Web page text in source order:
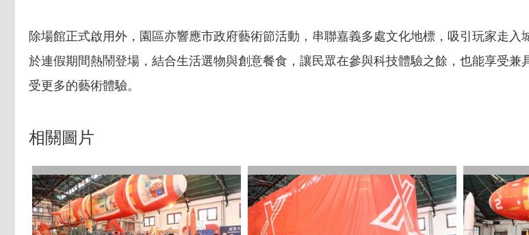
除場館正式啟用外，園區亦響應市政府藝術節活動，串聯嘉義多處文化地標，吸引玩家走
於連假期間熱鬧登場，結合生活選物與創意餐食，讓民眾在參與科技體驗之餘，也能享受
受更多的藝術體驗。
相關圖片